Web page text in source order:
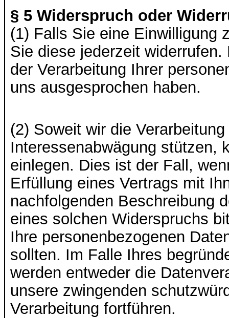
§ 5 Widerspruch oder
(1) Falls Sie eine Einwilligung
Sie diese jederzeit
der Verarbeitung Ihrer
uns ausgesprochen haben.
(2) Soweit wir die
Interessenabwägung stützen,
einlegen. Dies ist der Fall,
Erfüllung eines Vertrags mit
nachfolgenden Beschreibung
eines solchen Widerspruchs
Ihre personenbezogenen
sollten. Im Falle Ihres
werden entweder die
unsere zwingenden
Verarbeitung fortführen.